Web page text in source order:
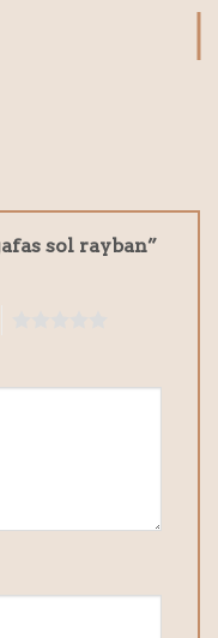
sol rayban”